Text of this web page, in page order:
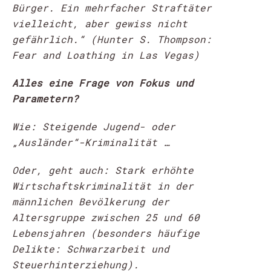
Bürger. Ein mehrfacher Straftäter
vielleicht, aber gewiss nicht
gefährlich.“ (Hunter S. Thompson:
Fear and Loathing in Las Vegas)
Alles eine Frage von Fokus und
Parametern?
Wie: Steigende Jugend- oder
„Ausländer“-Kriminalität …
Oder, geht auch: Stark erhöhte
Wirtschaftskriminalität in der
männlichen Bevölkerung der
Altersgruppe zwischen 25 und 60
Lebensjahren (besonders häufige
Delikte: Schwarzarbeit und
Steuerhinterziehung).